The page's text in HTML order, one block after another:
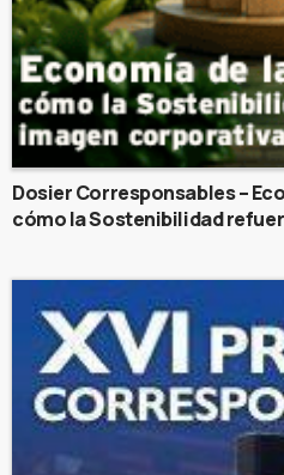
Dosier Corresponsables –
cómo la Sostenibilidad